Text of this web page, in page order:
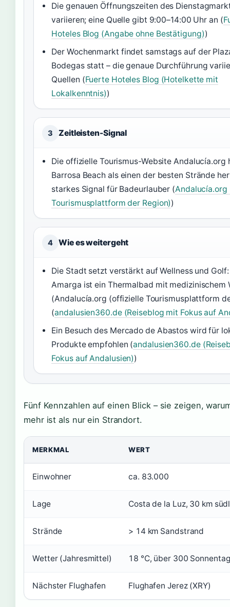
Die genauen Öffnungszeiten des
variieren; eine Quelle gibt 9:00–14:00 Uhr an (
Hoteles Blog (Angabe ohne Bestätigung))
Der Wochenmarkt findet samstags auf der
Bodegas statt – die genaue Durchführung
Quellen (Fuerte Hoteles Blog (Hotelkette mit
Lokalkenntnis))
3 Zeitleisten-Signal
Die offizielle Tourismus-Website Andalucía.org
Barrosa Beach als einen der besten Strände
starkes Signal für Badeurlauber (
Tourismusplattform der Region))
4 Wie es weitergeht
Die Stadt setzt verstärkt auf Wellness und Golf:
Amarga ist ein Thermalbad mit medizinischem
(Andalucía.org (offizielle Tourismusplattform
(andalusien360.de (Reiseblog mit Fokus auf
Ein Besuch des Mercado de Abastos wird für
Produkte empfohlen (andalusien360.de
Fokus auf Andalusien))
Fünf Kennzahlen auf einen Blick – sie zeigen,
mehr ist als nur ein Strandort.
MERKMAL WERT
Einwohner ca. 83.000
Lage Costa de la Luz, 30 km
Strände > 14 km Sandstrand
Wetter (Jahresmittel) 18 °C, über 300
Nächster Flughafen Flughafen Jerez (XRY)